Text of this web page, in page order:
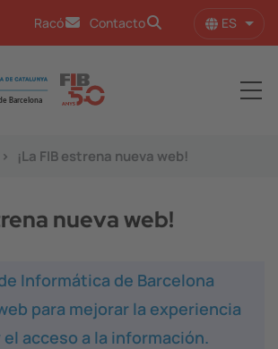
Racó Contacto ES
> ¡La FIB estrena nueva web!
nueva web!
Informática de Barcelona
para mejorar la experiencia
acceso a la información.